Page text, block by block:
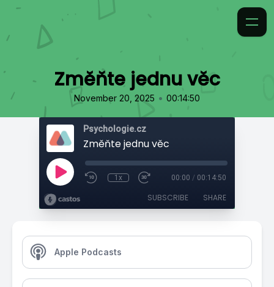
Změňte jednu věc
November 20, 2025 • 00:14:50
Psychologie.cz
Změňte jednu věc
1x 00:00 / 00:14:50
SUBSCRIBE SHARE
Apple Podcasts